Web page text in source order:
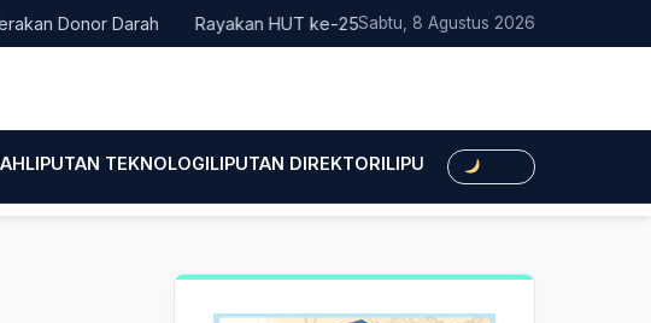
Donor Darah Rayakan HUT ke-25, Partai Demokrat Bali Lakukan Aksi
Sabtu, 8 Agustus 2026
LIPUTAN TEKNOLOGILIPUTAN DIREKTORILIPUTAN HUKUMLIPUTAN